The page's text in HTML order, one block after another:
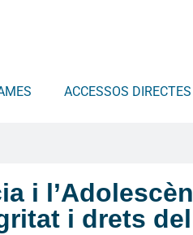
ACCESSOS DIRECTES
i
i drets del